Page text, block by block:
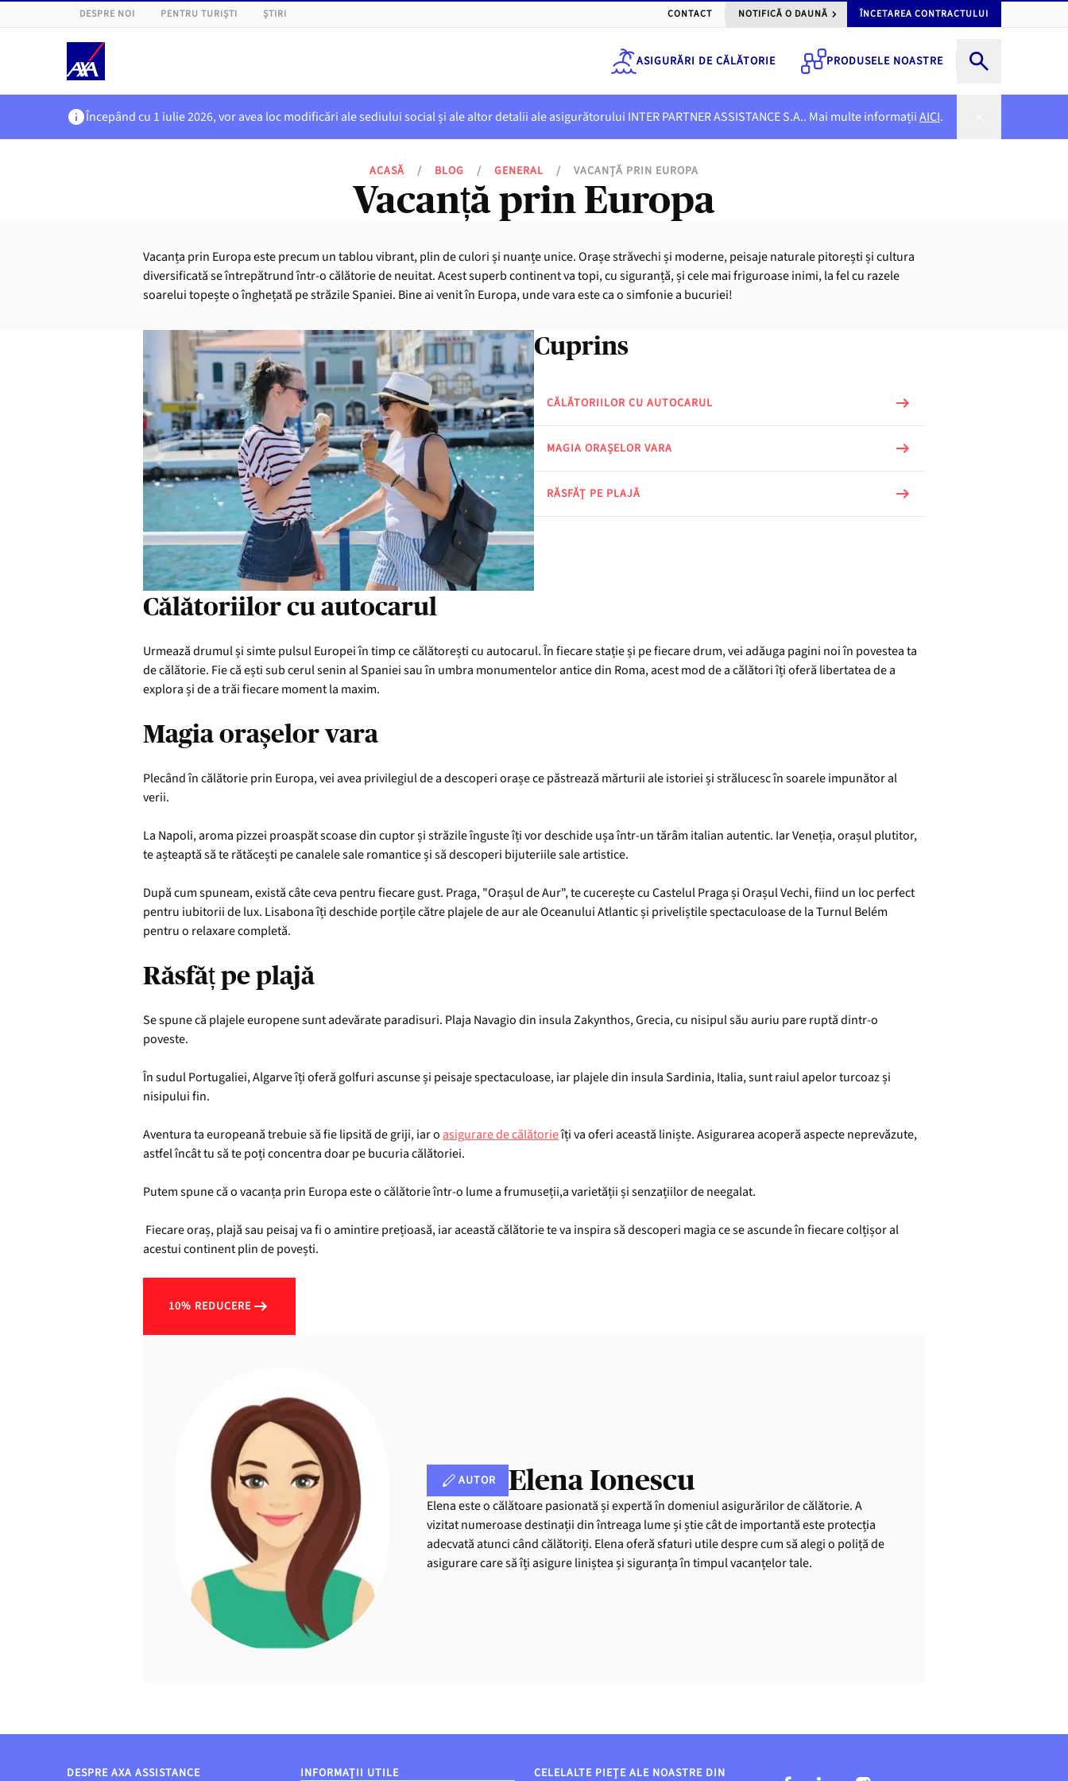
DESPRE NOI PENTRU TURIȘTI ȘTIRI CONTACT NOTIFICĂ O DAUNĂ ÎNCETAREA CONTRACTULUI
ASIGURĂRI DE CĂLĂTORIE PRODUSELE NOASTRE
Începând cu 1 iulie 2026, vor avea loc modificări ale sediului social și ale altor detalii ale asigurătorului INTER PARTNER ASSISTANCE S.A.. Mai multe informațiiAICI.
ACASĂ / BLOG / GENERAL / VACANȚĂ PRIN EUROPA
Vacanță prin Europa
Vacanța prin Europa este precum un tablou vibrant, plin de culori și nuanțe unice. Orașe străvechi și moderne, peisaje naturale pitorești și cultura
diversificată se întrepătrund într-o călătorie de neuitat. Acest superb continent va topi, cu siguranță, și cele mai friguroase inimi, la fel cu razele
soarelui topește o înghețată pe străzile Spaniei. Bine ai venit în Europa, unde vara este ca o simfonie a bucuriei!
Cuprins
CĂLĂTORIILOR CU AUTOCARUL
MAGIA ORAȘELOR VARA
RĂSFĂȚ PE PLAJĂ
Călătoriilor cu autocarul
Urmează drumul și simte pulsul Europei în timp ce călătorești cu autocarul. În fiecare stație și pe fiecare drum, vei adăuga pagini noi în povestea ta
de călătorie. Fie că ești sub cerul senin al Spaniei sau în umbra monumentelor antice din Roma, acest mod de a călători îți oferă libertatea de a
explora și de a trăi fiecare moment la maxim.
Magia orașelor vara
Plecând în călătorie prin Europa, vei avea privilegiul de a descoperi orașe ce păstrează mărturii ale istoriei și strălucesc în soarele impunător al
verii.
La Napoli, aroma pizzei proaspăt scoase din cuptor și străzile înguste îți vor deschide ușa într-un tărâm italian autentic. Iar Veneția, orașul plutitor,
te așteaptă să te rătăcești pe canalele sale romantice și să descoperi bijuteriile sale artistice.
După cum spuneam, există câte ceva pentru fiecare gust. Praga, "Orașul de Aur", te cucerește cu Castelul Praga și Orașul Vechi, fiind un loc perfect
pentru iubitorii de lux. Lisabona îți deschide porțile către plajele de aur ale Oceanului Atlantic și priveliștile spectaculoase de la Turnul Belém
pentru o relaxare completă.
Răsfăț pe plajă
Se spune că plajele europene sunt adevărate paradisuri. Plaja Navagio din insula Zakynthos, Grecia, cu nisipul său auriu pare ruptă dintr-o
poveste.
În sudul Portugaliei, Algarve îți oferă golfuri ascunse și peisaje spectaculoase, iar plajele din insula Sardinia, Italia, sunt raiul apelor turcoaz și
nisipului fin.
Aventura ta europeană trebuie să fie lipsită de griji, iar o asigurare de călătorieîți va oferi această liniște. Asigurarea acoperă aspecte neprevăzute,
astfel încât tu să te poți concentra doar pe bucuria călătoriei.
Putem spune că o vacanța prin Europa este o călătorie într-o lume a frumuseții,a varietății și senzațiilor de neegalat.
Fiecare oraș, plajă sau peisaj va fi o amintire prețioasă, iar această călătorie te va inspira să descoperi magia ce se ascunde în fiecare colțișor al
acestui continent plin de povești.
10% REDUCERE
AUTOR Elena Ionescu
Elena este o călătoare pasionată și expertă în domeniul asigurărilor de călătorie. A
vizitat numeroase destinații din întreaga lume și știe cât de importantă este protecția
adecvată atunci când călătoriți. Elena oferă sfaturi utile despre cum să alegi o poliță de
asigurare care să îți asigure liniștea și siguranța în timpul vacanțelor tale.
DESPRE AXA ASSISTANCE INFORMAȚII UTILE
CELELALTE PIEȚE ALE NOASTRE DIN